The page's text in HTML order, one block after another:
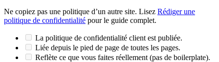
Ne copiez pas une politique d’un autre site. Lisez Rédiger une
politique de confidentialité pour le guide complet.
La politique de confidentialité client est publiée.
Liée depuis le pied de page de toutes les pages.
Reflète ce que vous faites réellement (pas de boilerplate).